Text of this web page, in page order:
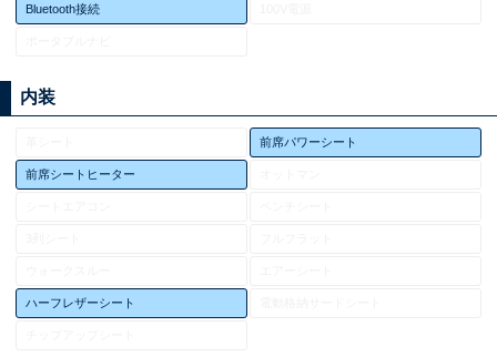
Bluetooth接続
内装
前席パワーシート
前席シートヒーター
ハーフレザーシート